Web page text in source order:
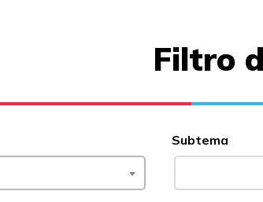
Filtro
Subtema